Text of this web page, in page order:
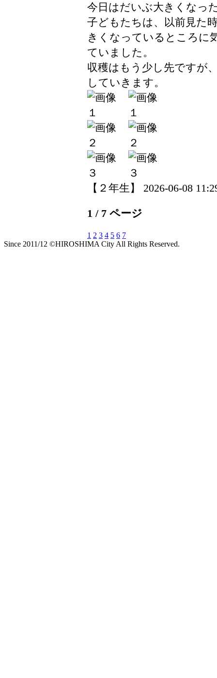
今日はだいぶ大きくなっ
子どもたちは、以前見た
きくなっているところに
ていました。
収穫はもう少し先ですが
していきます。
【２年生】 2026-06-08
1 / 7 ページ
1 2 3 4 5 6 7
Since 2011/12 ©HIROSHIMA City All Rights Reserved.